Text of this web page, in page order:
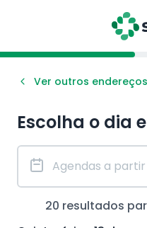
Ver outros endereços
Escolha o dia
20 resultados